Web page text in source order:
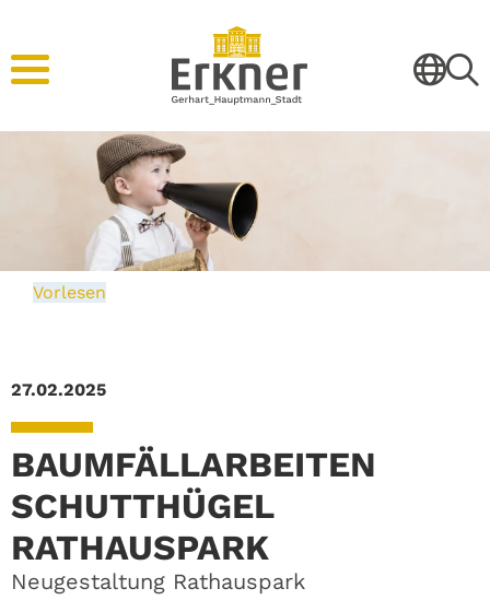
Vorlesen
27.02.2025
BAUMFÄLLARBEITEN
SCHUTTHÜGEL
RATHAUSPARK
Neugestaltung Rathauspark